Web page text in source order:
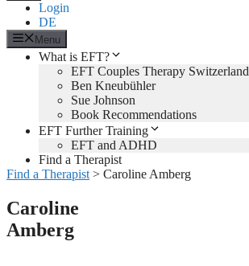
Login
DE
Menu
What is EFT?
EFT Couples Therapy Switzerland
Ben Kneubühler
Sue Johnson
Book Recommendations
EFT Further Training
EFT and ADHD
Find a Therapist
Find a Therapist > Caroline Amberg
Caroline
Amberg